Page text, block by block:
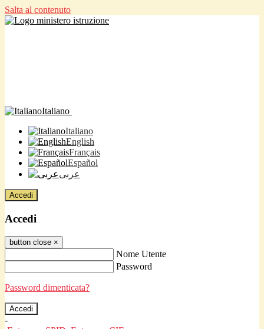
Salta al contenuto
Italiano
Italiano
English
Français
Español
عربى
Accedi
Accedi
button close ×
Nome Utente
Password
Password dimenticata?
-